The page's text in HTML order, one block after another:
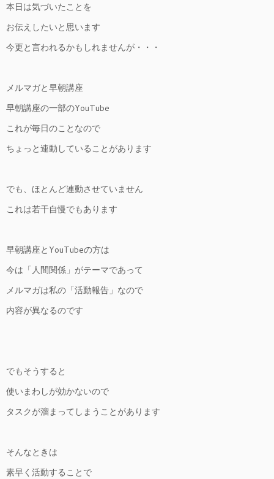
本日は気づいたことを
お伝えしたいと思います
今更と言われるかもしれませんが・・・
メルマガと早朝講座
早朝講座の一部のYouTube
これが毎日のことなので
ちょっと連動していることがあります
でも、ほとんど連動させていません
これは若干自慢でもあります
早朝講座とYouTubeの方は
今は「人間関係」がテーマであって
メルマガは私の「活動報告」なので
内容が異なるのです
でもそうすると
使いまわしが効かないので
タスクが溜まってしまうことがあります
そんなときは
素早く活動することで